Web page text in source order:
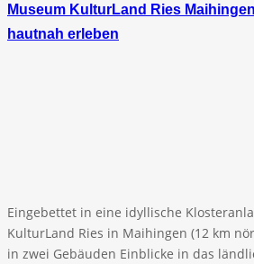
Museum KulturLand Ries
hautnah erleben
Eingebettet in eine idyllische
KulturLand Ries in Maihingen (12 km
in zwei Gebäuden Einblicke in das